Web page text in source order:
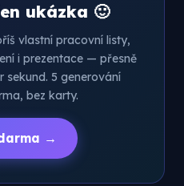
ukázka 🙂
vlastní pracovní listy,
i prezentace — přesně
5 generování
bez karty.
→